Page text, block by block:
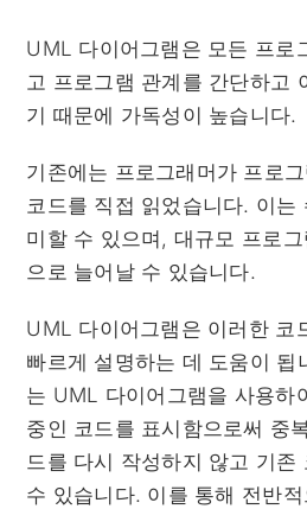
UML 다이어그램은 모든 프로
고 프로그램 관계를 간단하고
기 때문에 가독성이 높습니다.
기존에는 프로그래머가 프로
코드를 직접 읽었습니다. 이는
미할 수 있으며, 대규모 프로
으로 늘어날 수 있습니다.
UML 다이어그램은 이러한 코
빠르게 설명하는 데 도움이 됩
는 UML 다이어그램을 사용하
중인 코드를 표시함으로써 중
드를 다시 작성하지 않고 기
수 있습니다. 이를 통해 전반